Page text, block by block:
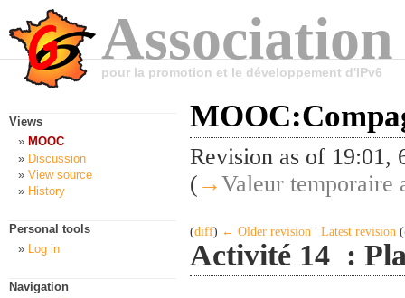
pour la promotion et le développement d'IPv6
Revision as of 19:01,
( →Valeur temporaire
(diff) ← Older revision Latest revision (
Activité 14 :
Views
MOOC
Discussion
View source
History
Personal tools
Log in
Navigation